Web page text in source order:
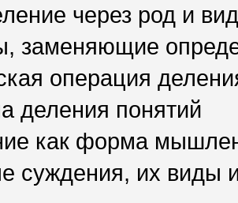
через род и
заменяющие
операция
деления понятий
как форма
суждения, их виды